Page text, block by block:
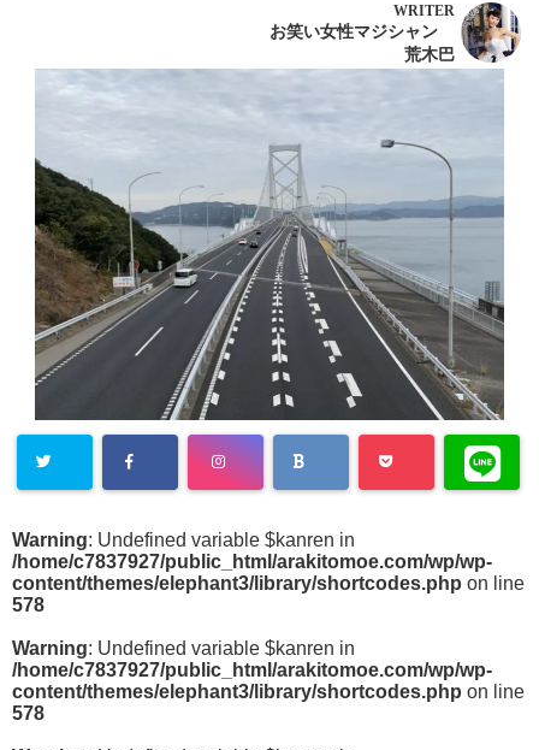
WRITER
お笑い女性マジシャン
荒木巴
Warning: Undefined variable $kanren in
/home/c7837927/public_html/arakitomoe.com/wp/wp-
content/themes/elephant3/library/shortcodes.php on line
578
Warning: Undefined variable $kanren in
/home/c7837927/public_html/arakitomoe.com/wp/wp-
content/themes/elephant3/library/shortcodes.php on line
578